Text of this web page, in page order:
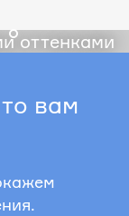
оттенками
вам